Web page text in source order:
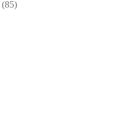
(85)